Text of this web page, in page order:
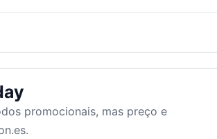
promocionais, mas preço e